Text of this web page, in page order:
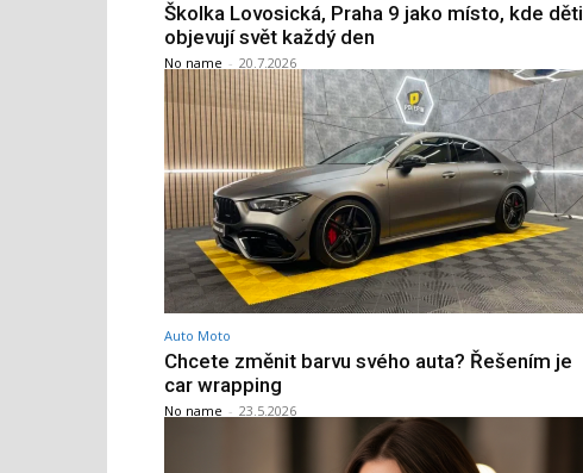
Školka Lovosická, Praha 9 jako místo, kde děti
objevují svět každý den
No name - 20.7.2026
Auto Moto
Chcete změnit barvu svého auta? Řešením je
car wrapping
No name - 23.5.2026